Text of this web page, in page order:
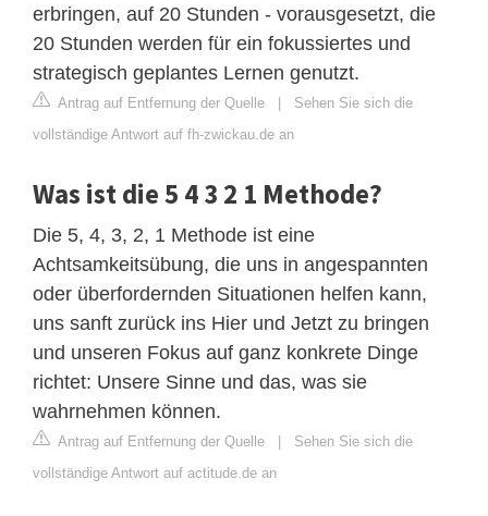
erbringen, auf 20 Stunden - vorausgesetzt, die
20 Stunden werden für ein fokussiertes und
strategisch geplantes Lernen genutzt.
Antrag auf Entfernung der Quelle | Sehen Sie sich die
vollständige Antwort auf fh-zwickau.de an
Was ist die 5 4 3 2 1 Methode?
Die 5, 4, 3, 2, 1 Methode ist eine
Achtsamkeitsübung, die uns in angespannten
oder überfordernden Situationen helfen kann,
uns sanft zurück ins Hier und Jetzt zu bringen
und unseren Fokus auf ganz konkrete Dinge
richtet: Unsere Sinne und das, was sie
wahrnehmen können.
Antrag auf Entfernung der Quelle | Sehen Sie sich die
vollständige Antwort auf actitude.de an